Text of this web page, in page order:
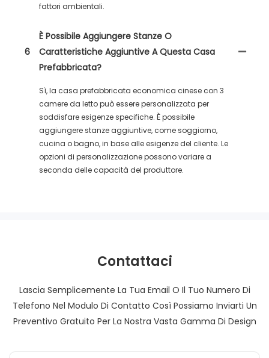
fattori ambientali.
6
È Possibile Aggiungere Stanze O
Caratteristiche Aggiuntive A Questa Casa
Prefabbricata?
Sì, la casa prefabbricata economica cinese con 3
camere da letto può essere personalizzata per
soddisfare esigenze specifiche. È possibile
aggiungere stanze aggiuntive, come soggiorno,
cucina o bagno, in base alle esigenze del cliente. Le
opzioni di personalizzazione possono variare a
seconda delle capacità del produttore.
Contattaci
Lascia Semplicemente La Tua Email O Il Tuo Numero Di
Telefono Nel Modulo Di Contatto Così Possiamo Inviarti Un
Preventivo Gratuito Per La Nostra Vasta Gamma Di Design